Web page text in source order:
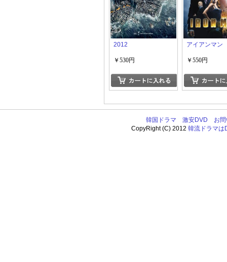
2012
￥530円
アイアンマン
￥550円
韓国ドラマ 激安DVD
お
CopyRight (C) 2012韓流ドラマは